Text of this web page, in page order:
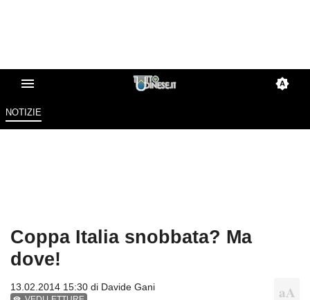
NOTIZIE
Coppa Italia snobbata? Ma
dove!
13.02.2014 15:30 di Davide Gani